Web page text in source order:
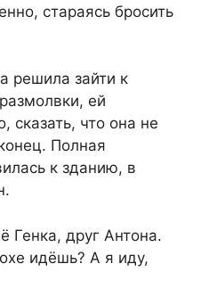
стараясь бросить
решила зайти к
ей
сказать, что она не
Полная
к зданию, в
Генка, друг Антона.
идёшь? А я иду,